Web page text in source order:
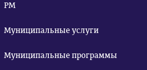
РМ
Муниципальные услуги
Муниципальные программы